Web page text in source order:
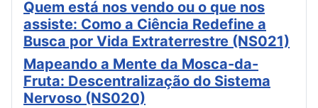
Quem está nos vendo ou o que nos
assiste: Como a Ciência Redefine a
Busca por Vida Extraterrestre (NS021)
Mapeando a Mente da Mosca-da-
Fruta: Descentralização do Sistema
Nervoso (NS020)